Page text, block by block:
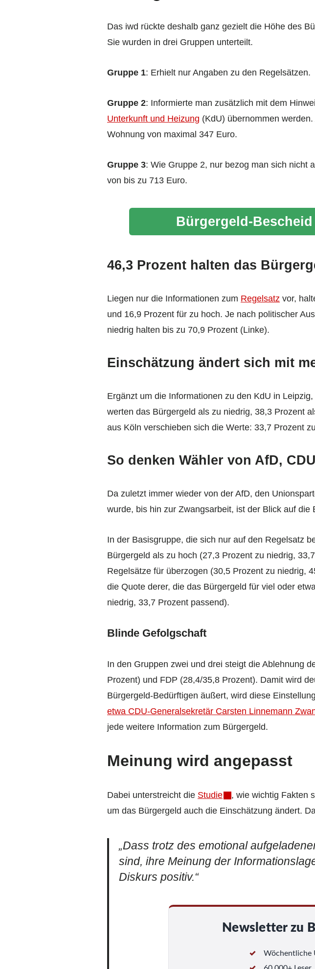
Das iwd rückte deshalb ganz gezielt die Höhe des
Sie wurden in drei Gruppen unterteilt.
Gruppe 1: Erhielt nur Angaben zu den Regelsätzen.
Gruppe 2: Informierte man zusätzlich mit dem
Unterkunft und Heizung (KdU) übernommen
Wohnung von maximal 347 Euro.
Gruppe 3: Wie Gruppe 2, nur bezog man sich nicht
von bis zu 713 Euro.
Bürgergeld-
46,3 Prozent halten das
Liegen nur die Informationen zum Regelsatz vor,
und 16,9 Prozent für zu hoch. Je nach politischer
niedrig halten bis zu 70,9 Prozent (Linke).
Einschätzung ändert sich mit
Ergänzt um die Informationen zu den KdU in
werten das Bürgergeld als zu niedrig, 38,3 Prozent
aus Köln verschieben sich die Werte: 33,7 Prozent
So denken Wähler von AfD,
Da zuletzt immer wieder von der AfD, den
wurde, bis hin zur Zwangsarbeit, ist der Blick auf
In der Basisgruppe, die sich nur auf den Regelsatz
Bürgergeld als zu hoch (27,3 Prozent zu niedrig,
Regelsätze für überzogen (30,5 Prozent zu niedrig,
die Quote derer, die das Bürgergeld für viel oder
niedrig, 33,7 Prozent passend).
Blinde Gefolgschaft
In den Gruppen zwei und drei steigt die Ablehnung
Prozent) und FDP (28,4/35,8 Prozent). Damit wird
Bürgergeld-Bedürftigen äußert, wird diese
etwa CDU-Generalsekretär Carsten Linnemann
jede weitere Information zum Bürgergeld.
Meinung wird angepasst
Dabei unterstreicht die Studie
, wie wichtig Fakten
um das Bürgergeld auch die Einschätzung ändert.
„Dass trotz des emotional
sind, ihre Meinung der
Diskurs positiv.“
Newsletter zu
Wöchentliche